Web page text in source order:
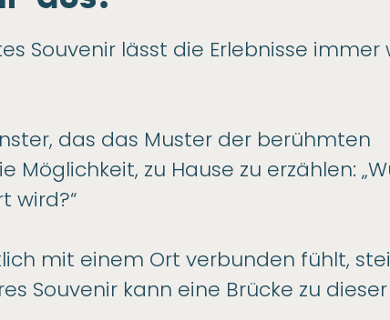
Souvenir lässt die Erlebnisse immer
das das Muster der berühmten
zu Hause zu erzählen:
wird?“
mit einem Ort verbunden fühlt,
Souvenir kann eine Brücke zu